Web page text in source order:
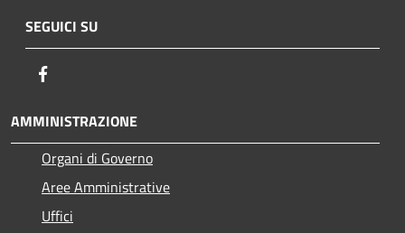
SEGUICI SU
AMMINISTRAZIONE
Organi di Governo
Aree Amministrative
Uffici